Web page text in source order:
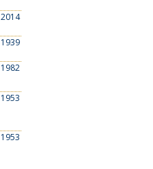
2014
1939
1982
1953
1953